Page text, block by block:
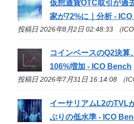
仮想通貨OTC取引が過
家が72%に｜分析 - ICO
投稿日 2026年8月2日 02:48:33 （ICO
コインベースのQ2決算
106%増加 - ICO Bench
投稿日 2026年7月31日 16:14:08 （
イーサリアムL2のTVL
ぶりの低水準 - ICO